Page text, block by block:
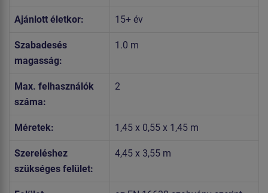
Ajánlott életkor: 15+ év
Szabadesés
magasság:
1.0 m
Max. felhasználók
száma:
2
Méretek: 1,45 x 0,55 x 1,45 m
Szereléshez
szükséges felület:
4,45 x 3,55 m